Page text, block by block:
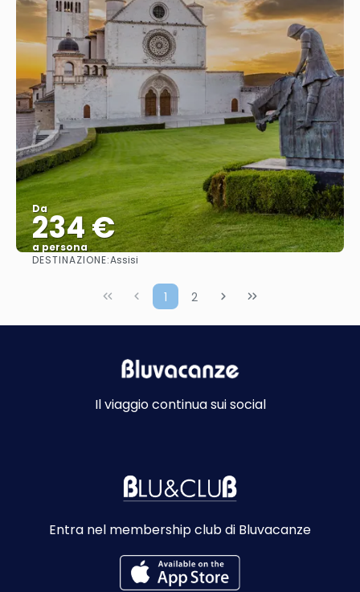
Da
234 €
a persona
DESTINAZIONE:Assisi
1 2
Il viaggio continua sui social
Entra nel membership club di Bluvacanze